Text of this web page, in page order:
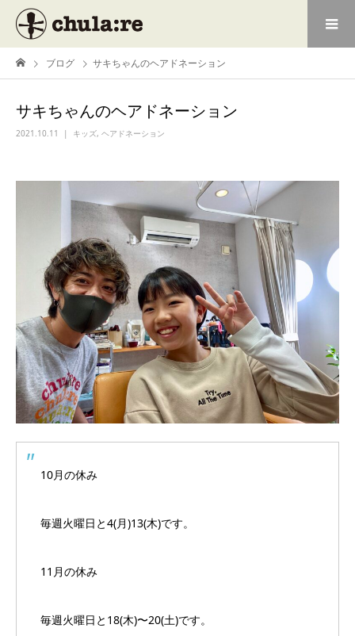
ブログ サキちゃんのヘアドネーション
サキちゃんのヘアドネーション
2021.10.11 キッズ, ヘアドネーション
10月の休み
毎週火曜日と4(月)13(木)です。
11月の休み
毎週火曜日と18(木)〜20(土)です。